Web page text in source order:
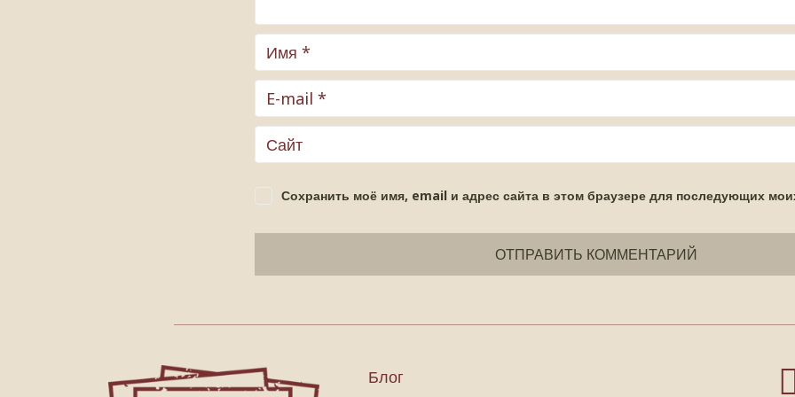
Сохранить моё имя, email и адрес сайта в этом браузере для последующих
Блог